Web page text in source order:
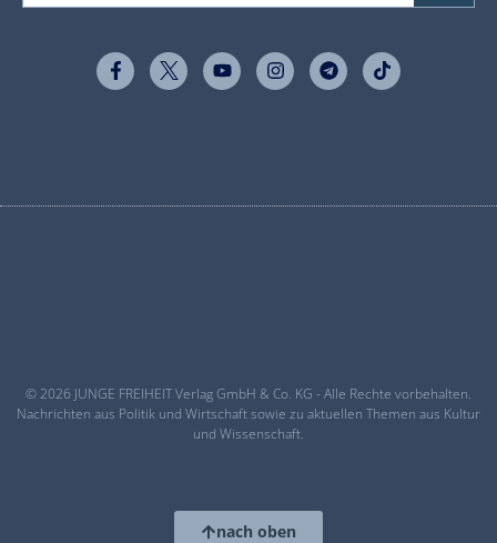
© 2026 JUNGE FREIHEIT Verlag GmbH & Co. KG - Alle Rechte vorbehalten.
Nachrichten aus Politik und Wirtschaft sowie zu aktuellen Themen aus Kultur
und Wissenschaft.
nach oben